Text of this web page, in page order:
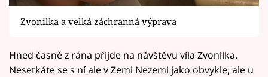
Zvonilka a velká záchranná výprava
Hned časně z rána přijde na návštěvu víla Zvonilka.
Nesetkáte se s ní ale v Zemi Nezemi jako obvykle, ale u